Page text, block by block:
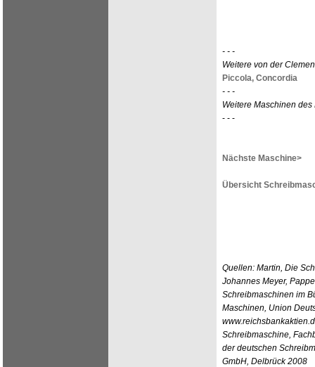
- - -
Weitere von der
Piccola, Concordia
- - -
Weitere Maschinen
- - -
Nächste Maschine>
Übersicht
Quellen: Martin, Die
Johannes Meyer,
Schreibmaschinen im
Maschinen, Union
Schreibmaschine,
der deutschen
GmbH, Delbrück 2008